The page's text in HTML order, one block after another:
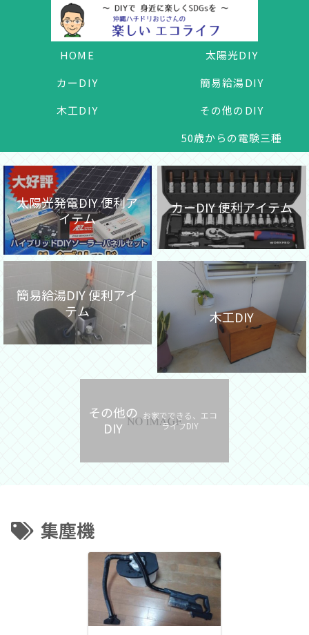
HOME
太陽光DIY
カーDIY
簡易給湯DIY
木工DIY
その他のDIY
50歳からの電験三種
太陽光発電DIY 便利ア
イテム
カーDIY 便利アイテム
簡易給湯DIY 便利アイ
テム
木工DIY
その他の
DIY
お家でできる、エコ
ライフDIY
集塵機